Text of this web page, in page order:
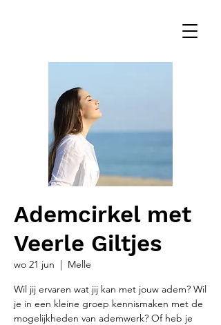
Ademcirkel met
Veerle Giltjes
wo 21 jun
  |
Melle
Wil jij ervaren wat jij kan met jouw adem? Wil
je in een kleine groep kennismaken met de
mogelijkheden van ademwerk? Of heb je